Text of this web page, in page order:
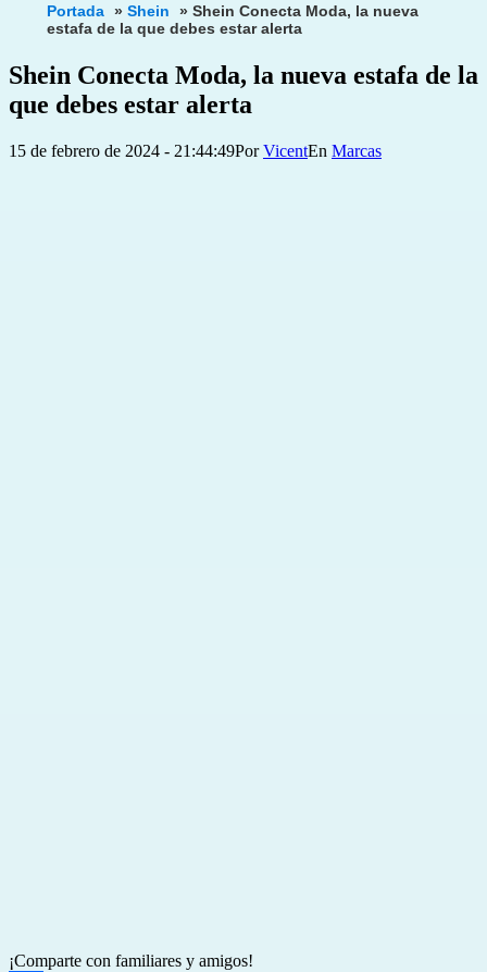
Portada » Shein » Shein Conecta Moda, la nueva
estafa de la que debes estar alerta
Shein Conecta Moda, la nueva estafa de la
que debes estar alerta
Publicada
15 de febrero de 2024 - 21:44:49PorVicent
Categorizado
Marcas
¡Comparte con familiares y amigos!